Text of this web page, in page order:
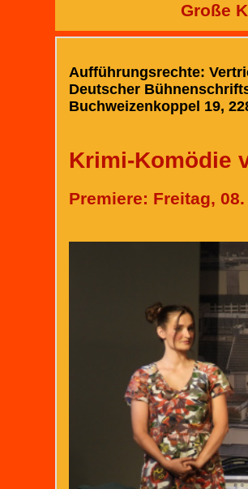
Große
Aufführungsrechte:
Deutscher
Buchweizenkoppel 19,
Krimi-Komödie
Premiere: Freitag, 08.